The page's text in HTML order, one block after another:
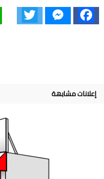
Facebook
Messenger
Twitter
إعلانات مشابهة